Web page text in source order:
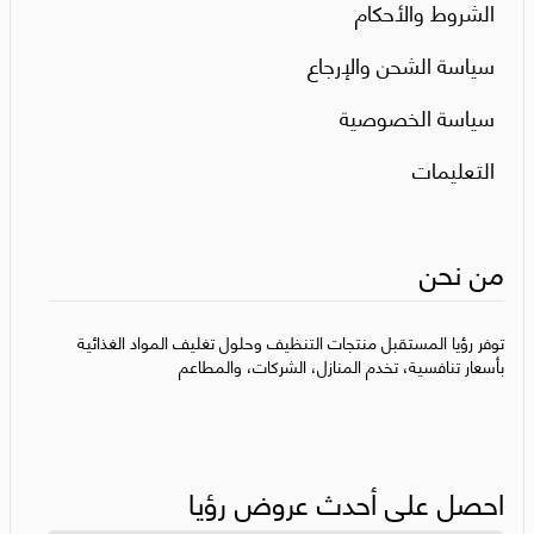
الشروط والأحكام
سياسة الشحن والإرجاع
سياسة الخصوصية
التعليمات
من نحن
توفر رؤيا المستقبل منتجات التنظيف وحلول تغليف المواد الغذائية
بأسعار تنافسية، تخدم المنازل، الشركات، والمطاعم
احصل على أحدث عروض رؤيا